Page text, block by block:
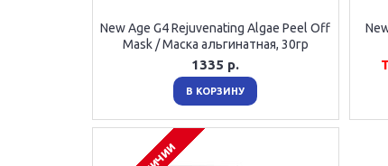
New Age G4 Rejuvenating Algae Peel Off
Mask / Маска альгинатная, 30гр
1335 р.
В КОРЗИНУ